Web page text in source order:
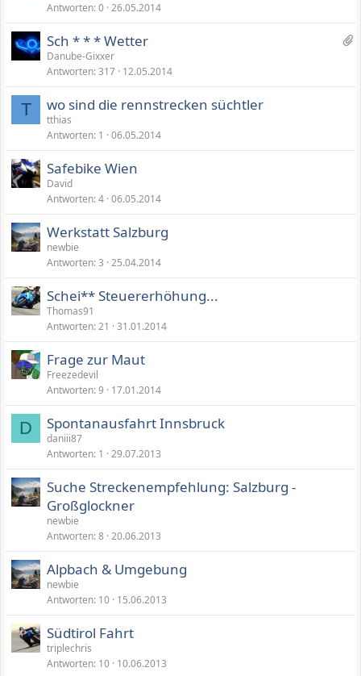
e
Antworten 0 26.05.2014
2
Sch * * * Wetter
Danube-Gixxer
Antworten 317 12.05.2014
T wo sind die rennstrecken süchtler
tthias
Antworten 1 06.05.2014
Safebike Wien
David
Antworten 4 06.05.2014
Werkstatt Salzburg
newbie
Antworten 3 25.04.2014
Schei** Steuererhöhung...
Thomas91
Antworten 21 31.01.2014
Frage zur Maut
Freezedevil
Antworten 9 17.01.2014
D Spontanausfahrt Innsbruck
daniii87
Antworten 1 29.07.2013
Suche Streckenempfehlung: Salzburg -
Großglockner
newbie
Antworten 8 20.06.2013
Alpbach & Umgebung
newbie
Antworten 10 15.06.2013
Südtirol Fahrt
triplechris
Antworten 10 10.06.2013